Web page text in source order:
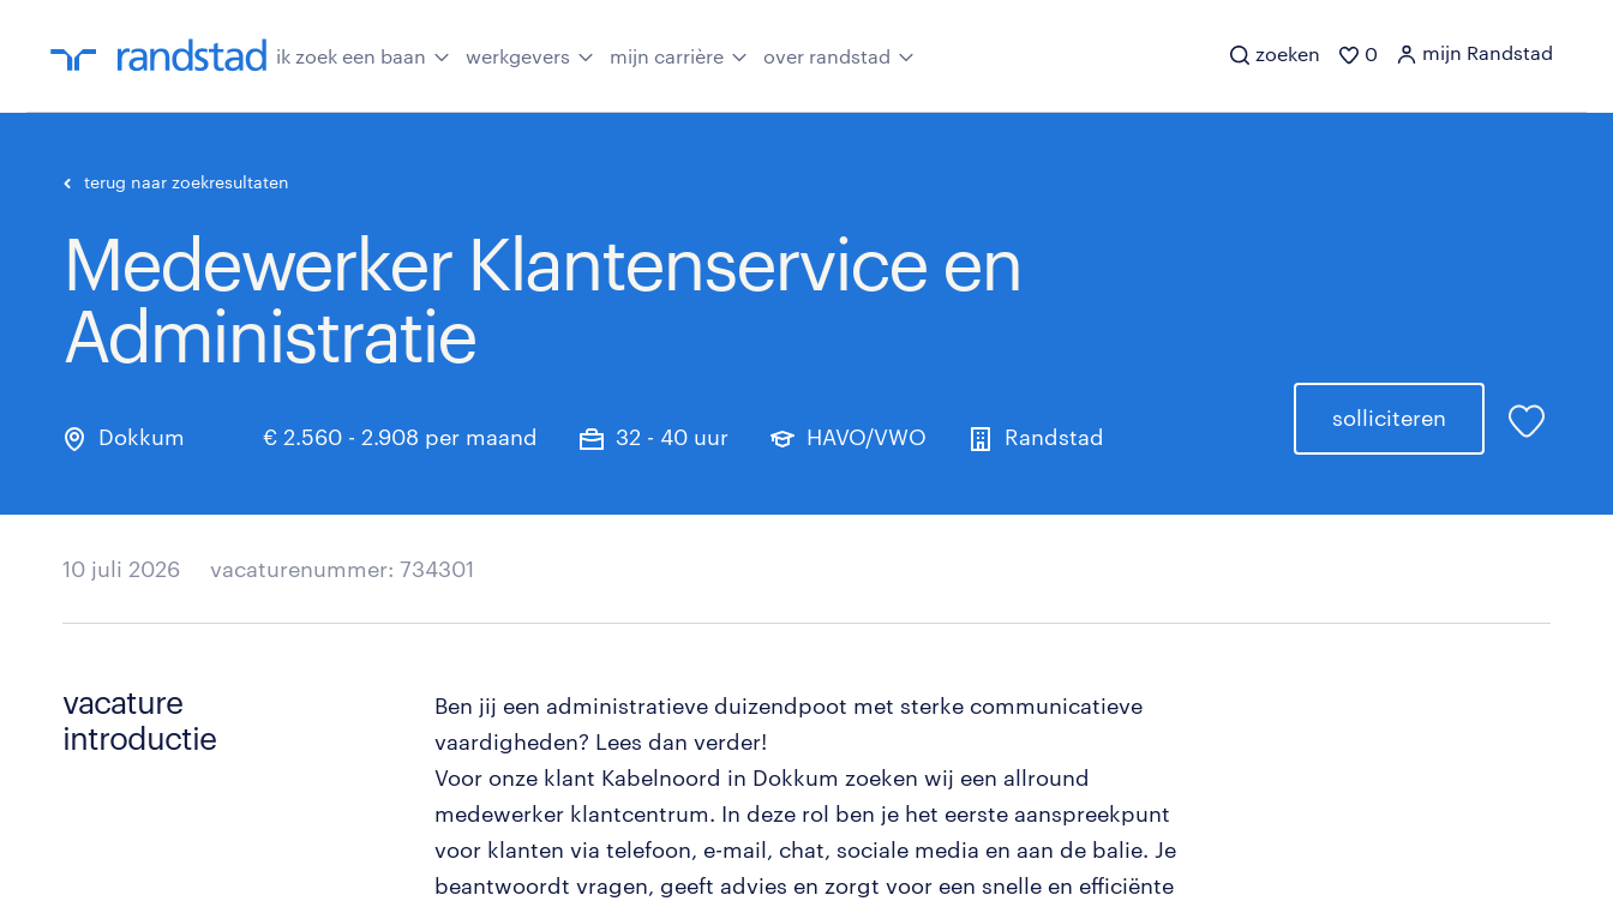
ik zoek een baan werkgevers mijn carrière over randstad zoeken 0 mijn Randstad
terug naar zoekresultaten
Medewerker Klantenservice en
Administratie
Dokkum € 2.560 - 2.908 per maand 32 - 40 uur HAVO/VWO Randstad
solliciteren
10 juli 2026 vacaturenummer: 734301
vacature
introductie
Ben jij een administratieve duizendpoot met sterke communicatieve
vaardigheden? Lees dan verder!
Voor onze klant Kabelnoord in Dokkum zoeken wij een allround
medewerker klantcentrum. In deze rol ben je het eerste aanspreekpunt
voor klanten via telefoon, e-mail, chat, sociale media en aan de balie. Je
beantwoordt vragen, geeft advies en zorgt voor een snelle en efficiënte